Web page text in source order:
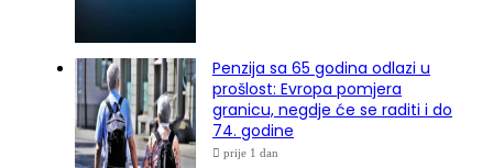
Penzija sa 65 godina odlazi u
prošlost: Evropa pomjera
granicu, negdje će se raditi i do
74. godine
prije 1 dan